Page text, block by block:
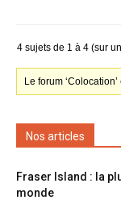
4 sujets de 1 à 4 (sur
Le forum
Nos articles
Fraser Island : la
monde